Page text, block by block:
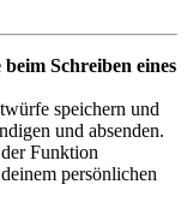
Schreiben eines
speichern und
und absenden.
Funktion
persönlichen